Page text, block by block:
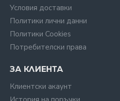
Условия доставки
Политики лични данни
Политики Cookies
Потребителски права
ЗА КЛИЕНТА
Клиентски акаунт